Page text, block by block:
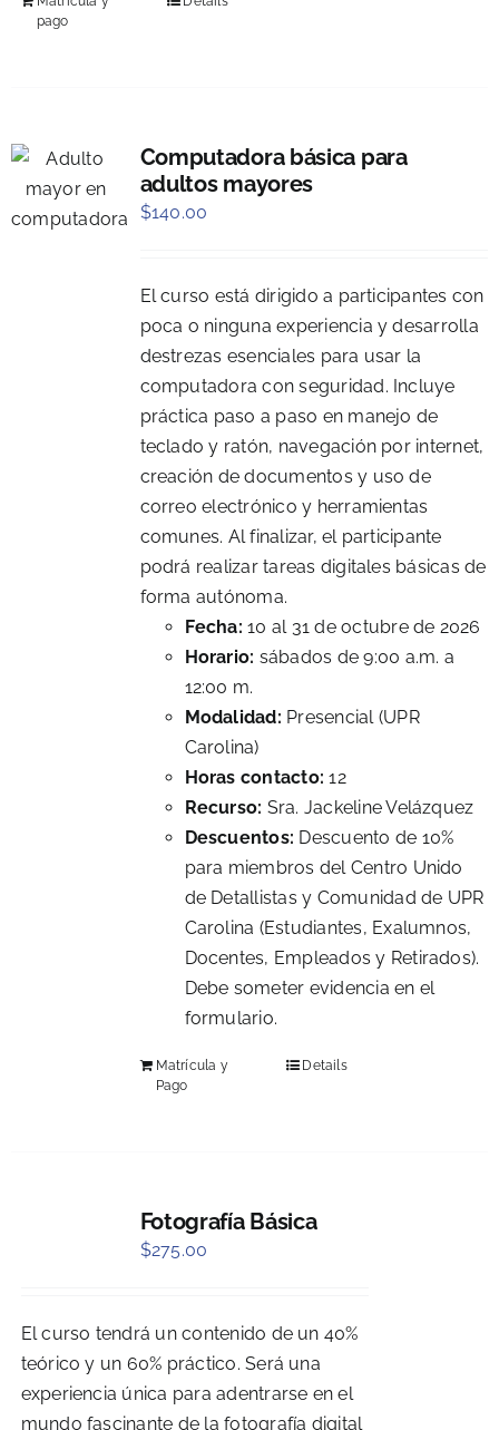
pago
Computadora básica para
adultos mayores
$140.00
El curso está dirigido a participantes con
poca o ninguna experiencia y desarrolla
destrezas esenciales para usar la
computadora con seguridad. Incluye
práctica paso a paso en manejo de
teclado y ratón, navegación por internet,
creación de documentos y uso de
correo electrónico y herramientas
comunes. Al finalizar, el participante
podrá realizar tareas digitales básicas de
forma autónoma.
Fecha: 10 al 31 de octubre de 2026
Horario: sábados de 9:00 a.m. a
12:00 m.
Modalidad: Presencial (UPR
Carolina)
Horas contacto: 12
Recurso: Sra. Jackeline Velázquez
Descuentos: Descuento de 10%
para miembros del Centro Unido
de Detallistas y Comunidad de UPR
Carolina (Estudiantes, Exalumnos,
Docentes, Empleados y Retirados).
Debe someter evidencia en el
formulario.
Matrícula y
Pago
Details
Fotografía Básica
$275.00
El curso tendrá un contenido de un 40%
teórico y un 60% práctico. Será una
experiencia única para adentrarse en el
mundo fascinante de la fotografía digital